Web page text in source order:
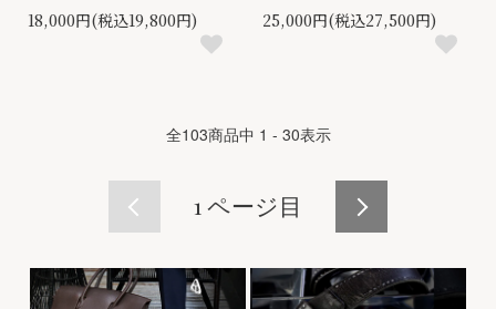
18,000円(税込19,800円) 25,000円(税込27,500円)
全103商品中 1 - 30表示
1 ページ目